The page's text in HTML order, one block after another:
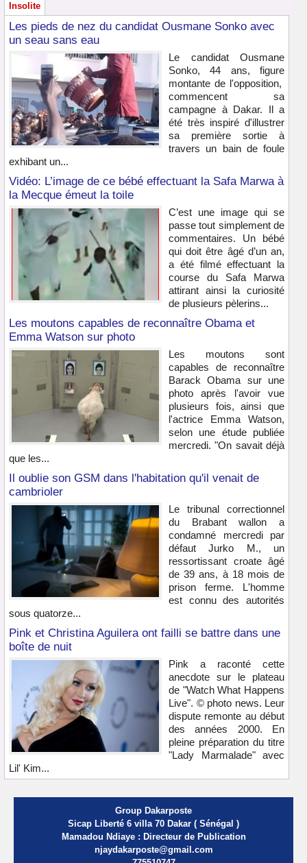
Insolite
Les pieds de nez du candidat Ousmane Sonko avec
un seau sans eau
Le candidat Ousmane
Sonko, 44 ans, figure
montante de l'opposition,
commencent sa
campagne à Dakar. Il a
été très inspiré d'illustrer
sa première sortie à
travers un bain de foule
exhibant un...
Vidéo: L’image de ce bébé effectuant la Safa Marwa à
la Mecque émeut la toile
C’est une image qui se
passe tout simplement de
commentaires. Un bébé
qui doit être âgé d’un an,
a été filmé effectuant la
course du Safa Marwa
attirant ainsi la curiosité
de plusieurs pèlerins...
Les moutons capables de reconnaître Obama et
Emma Watson sur photo
Les moutons sont
capables de reconnaître
Barack Obama sur une
photo après l'avoir vue
plusieurs fois, ainsi que
l'actrice Emma Watson,
selon une étude publiée
mercredi. "On savait déjà
que les...
Il oublie son GSM dans l'habitation qu'il venait de
cambrioler
Le tribunal correctionnel
du Brabant wallon a
condamné mercredi par
défaut Jurko M., un
ressortissant croate âgé
de 39 ans, à 18 mois de
prison ferme. L'homme
est connu des autorités
sous quatorze...
Pink et Christina Aguilera ont failli se battre dans une
boîte de nuit
Pink a raconté cette
anecdote sur le plateau
de "Watch What Happens
Live". © photo news. Leur
dispute remonte au début
des années 2000. En
pleine préparation du titre
"Lady Marmalade" avec
Lil' Kim...
Group Dakarposte
Sicap Liberté 6 villa 70 Dakar ( Sénégal )
Mamadou Ndiaye : Directeur de Publication
njaydakarposte@gmail.com